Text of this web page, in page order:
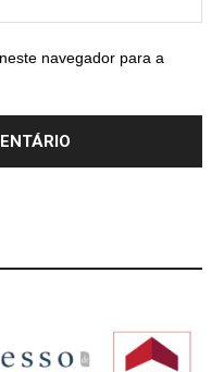
navegador para a